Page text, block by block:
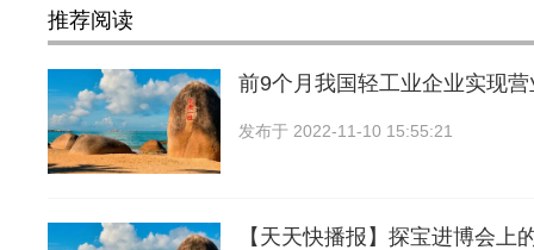
推荐阅读
前9个月我国轻工业企业实现
发布于 2022-11-10 15:55:21
【天天快播报】探宝进博会上的